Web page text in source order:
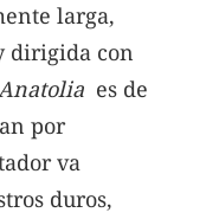
larga,
dirigida con
es de
por
va
duros,